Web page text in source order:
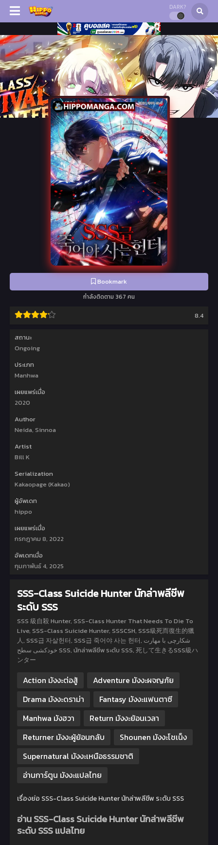
DARK?
Bookmark
กำลังติดตาม 367 คน
8.4
สถานะ
Ongoing
ประเภท
Manhwa
เผยแพร่เมื่อ
2020
Author
Neida, Sinnoa
Artist
Bill K
Serialization
Kakaopage (Kakao)
ผู้อัพเดท
hippo
เผยแพร่เมื่อ
กรกฎาคม 8, 2022
อัพเดทเมื่อ
กุมภาพันธ์ 4, 2025
SSS-Class Suicide Hunter นักล่าพลีชีพ
ระดับ SSS
SSS 級自殺 Hunter, SSS-Class Hunter That Needs To Die To
Live, SSS-Class Suicide Hunter, SSSCSH, SSS級死而復生的獵
人, SSS급 자살헌터, SSS급 죽어야 사는 헌터, شکارچی با مهارت
خودکشی سطح SSS, นักล่าพลีชีพ ระดับ SSS, 死して生きるSSS級ハ
ンター
Action มังงะต่อสู้
Adventure มังงะผจญภัย
Drama มังงะดราม่า
Fantasy มังงะแฟนตาซี
Manhwa มังฮวา
Return มังงะย้อนเวลา
Returner มังงะผู้ย้อนกลับ
Shounen มังงะโชเน็ง
Supernatural มังงะเหนือธรรมชาติ
อ่านการ์ตูน มังงะแปลไทย
เรื่องย่อ SSS-Class Suicide Hunter นักล่าพลีชีพ ระดับ SSS
อ่าน SSS-Class Suicide Hunter นักล่าพลีชีพ
ระดับ SSS แปลไทย